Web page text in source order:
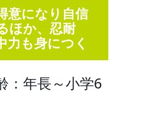
意になり自信
ほか、忍耐
力も身につく
：年長～小学6